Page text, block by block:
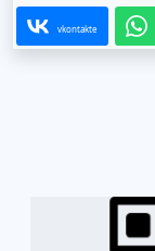
vkontakte